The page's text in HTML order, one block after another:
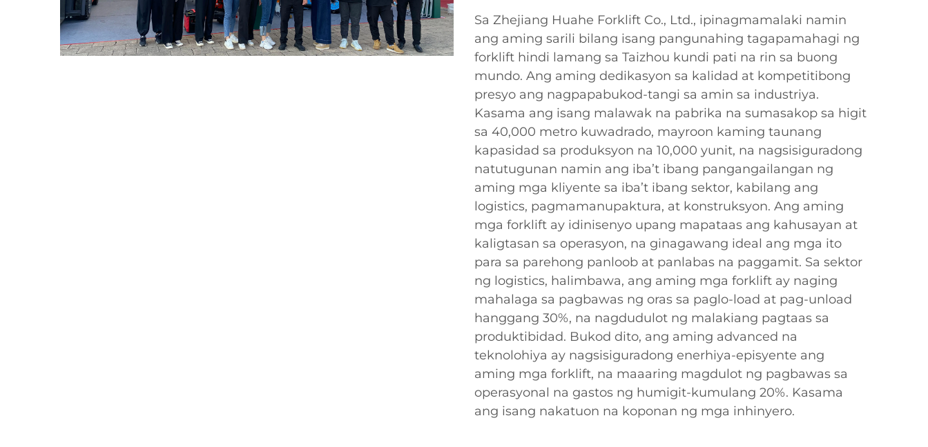
Sa Zhejiang Huahe Forklift Co., Ltd., ipinagmamalaki namin
ang aming sarili bilang isang pangunahing tagapamahagi ng
forklift hindi lamang sa Taizhou kundi pati na rin sa buong
mundo. Ang aming dedikasyon sa kalidad at kompetitibong
presyo ang nagpapabukod-tangi sa amin sa industriya.
Kasama ang isang malawak na pabrika na sumasakop sa higit
sa 40,000 metro kuwadrado, mayroon kaming taunang
kapasidad sa produksyon na 10,000 yunit, na nagsisiguradong
natutugunan namin ang iba’t ibang pangangailangan ng
aming mga kliyente sa iba’t ibang sektor, kabilang ang
logistics, pagmamanupaktura, at konstruksyon. Ang aming
mga forklift ay idinisenyo upang mapataas ang kahusayan at
kaligtasan sa operasyon, na ginagawang ideal ang mga ito
para sa parehong panloob at panlabas na paggamit. Sa sektor
ng logistics, halimbawa, ang aming mga forklift ay naging
mahalaga sa pagbawas ng oras sa paglo-load at pag-unload
hanggang 30%, na nagdudulot ng malakiang pagtaas sa
produktibidad. Bukod dito, ang aming advanced na
teknolohiya ay nagsisiguradong enerhiya-episyente ang
aming mga forklift, na maaaring magdulot ng pagbawas sa
operasyonal na gastos ng humigit-kumulang 20%. Kasama
ang isang nakatuon na koponan ng mga inhinyero.